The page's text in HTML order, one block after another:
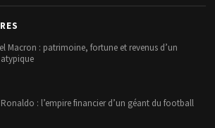
Macron : patrimoine, fortune et revenus d’un
: l’empire financier d’un géant du football